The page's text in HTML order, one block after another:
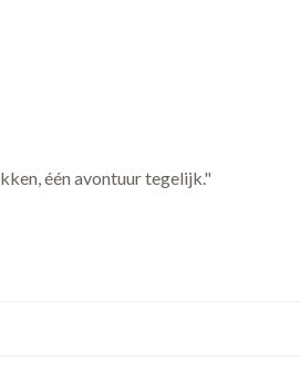
één avontuur tegelijk."